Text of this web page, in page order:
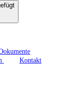
Kontakt